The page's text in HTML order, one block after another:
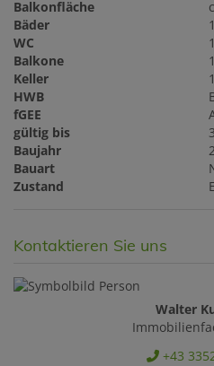
Balkonfläche
Bäder
1
WC
1
Balkone
1
Keller
1
HWB
fGEE
gültig bis
Baujahr
Bauart
Zustand
Kontaktieren Sie uns
Walter
+43